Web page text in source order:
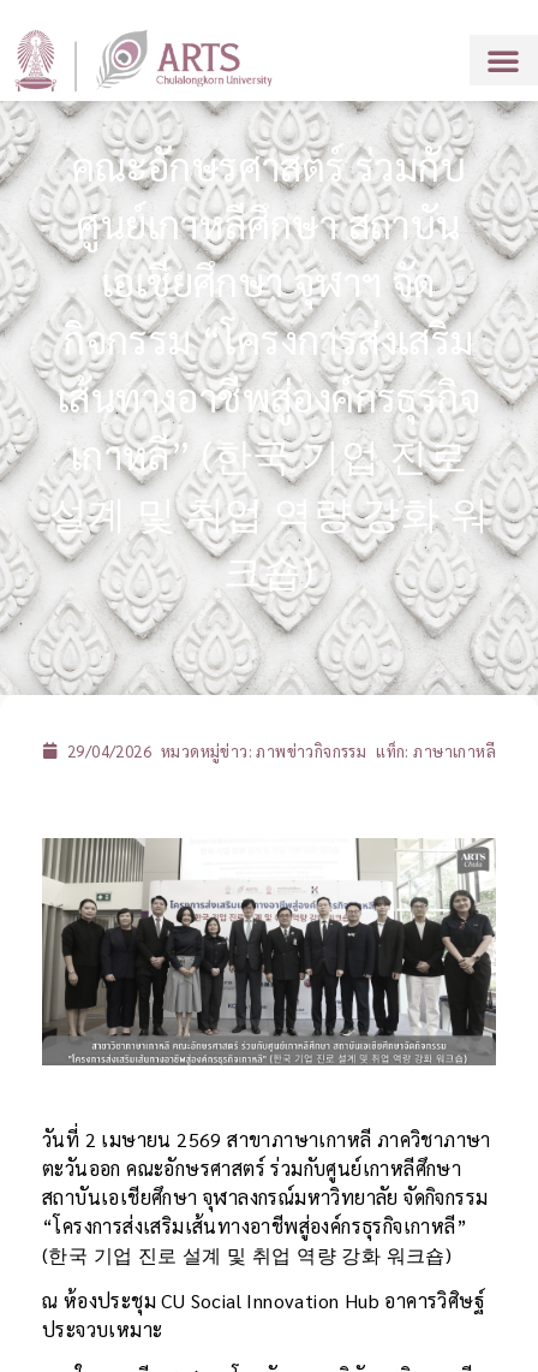
คณะอักษรศาสตร์ ร่วมกับ
ศูนย์เกาหลีศึกษา สถาบัน
เอเชียศึกษา จุฬาฯ จัด
กิจกรรม “โครงการส่งเสริม
เส้นทางอาชีพสู่องค์กรธุรกิจ
เกาหลี” (한국 기업 진로
설계 및 취업 역량 강화 워
크숍)
29/04/2026 หมวดหมู่ข่าว:ภาพข่าวกิจกรรม แท็ก: ภาษาเกาหลี
วันที่ 2 เมษายน 2569 สาขาภาษาเกาหลี ภาควิชาภาษา
ตะวันออก คณะอักษรศาสตร์ ร่วมกับศูนย์เกาหลีศึกษา
สถาบันเอเชียศึกษา จุฬาลงกรณ์มหาวิทยาลัย จัดกิจกรรม
“โครงการส่งเสริมเส้นทางอาชีพสู่องค์กรธุรกิจเกาหลี”
(한국 기업 진로 설계 및 취업 역량 강화 워크숍)
ณ ห้องประชุม CU Social Innovation Hub อาคารวิศิษฐ์
ประจวบเหมาะ